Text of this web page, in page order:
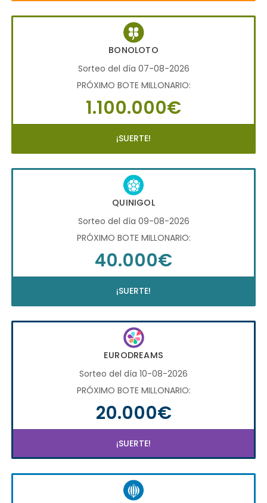
BONOLOTO
Sorteo del día 07-08-2026
PRÓXIMO BOTE MILLONARIO:
1.100.000€
¡SUERTE!
QUINIGOL
Sorteo del día 09-08-2026
PRÓXIMO BOTE MILLONARIO:
40.000€
¡SUERTE!
EURODREAMS
Sorteo del día 10-08-2026
PRÓXIMO BOTE MILLONARIO:
20.000€
¡SUERTE!